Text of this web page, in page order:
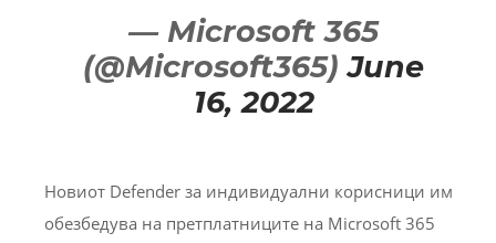
— Microsoft 365
(@Microsoft365)June
16, 2022
Новиот Defender за индивидуални корисници им
обезбедува на претплатниците на Microsoft 365